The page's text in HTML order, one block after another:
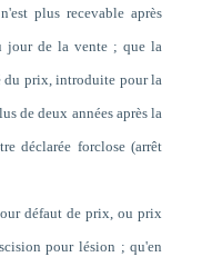
plus recevable après
jour de la vente ; que la
du prix, introduite pour la
de deux années après la
déclarée forclose (arrêt
défaut de prix, ou prix
pour lésion ; qu'en